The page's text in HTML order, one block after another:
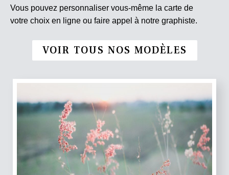
Vous pouvez personnaliser vous-même la carte de
votre choix en ligne ou faire appel à notre graphiste.
VOIR TOUS NOS MODÈLES